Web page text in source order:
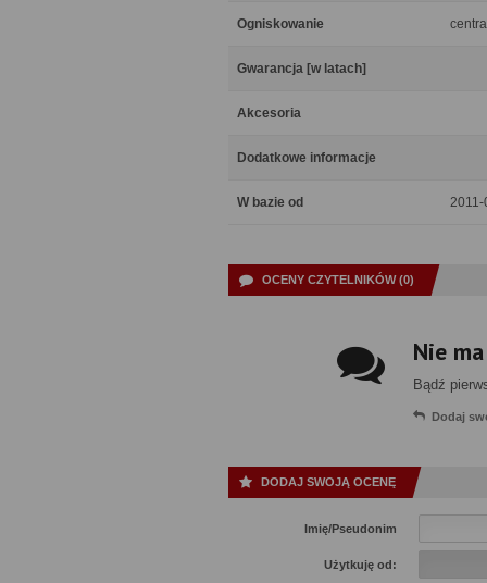
Ogniskowanie
Gwarancja [w latach]
Akcesoria
Dodatkowe informacje
W bazie od
OCENY CZYTELNIKÓW (0)
Nie
Bądź
Dodaj
DODAJ SWOJĄ OCENĘ
Imię/Pseudonim
Użytkuję od: